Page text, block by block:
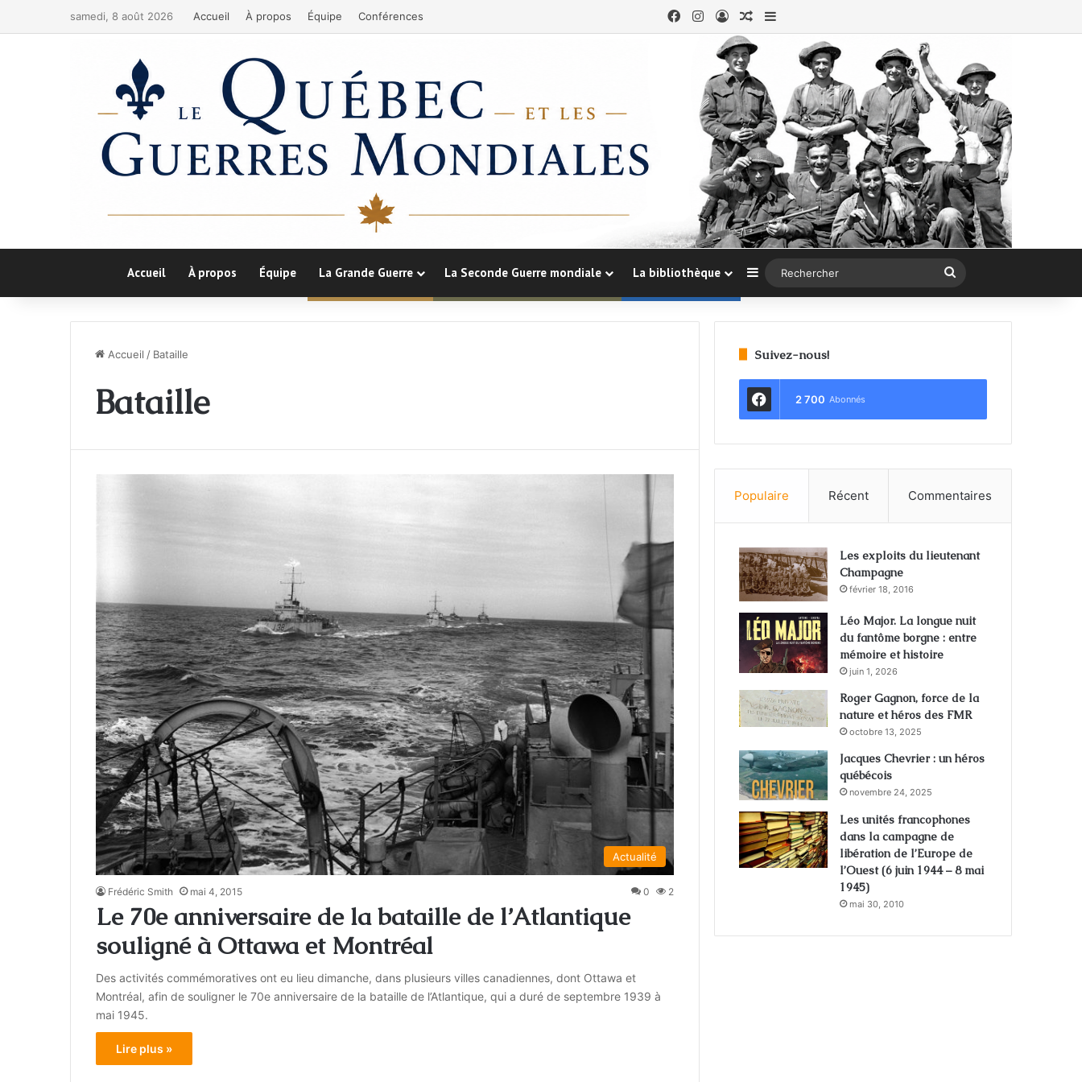
samedi, 8 août 2026 Accueil À propos Équipe Conférences Facebook
InstagramConnexion
Article au hasard
Sidebar (barre latérale)
Accueil À propos Équipe La Grande Guerre La Seconde Guerre mondiale La bibliothèque Sidebar (barre latérale)
Accueil / Bataille
Bataille
Actualité
Frédéric Smith mai 4, 2015 0 2
Le 70e anniversaire de la bataille de l’Atlantique
souligné à Ottawa et Montréal
Des activités commémoratives ont eu lieu dimanche, dans plusieurs villes canadiennes, dont Ottawa et
Montréal, afin de souligner le 70e anniversaire de la bataille de l’Atlantique, qui a duré de septembre 1939 à
mai 1945.
Lire plus »
Suivez-nous!
2 700 Abonnés
Populaire Récent Commentaires
Les exploits du lieutenant
Champagne
février 18, 2016
Léo Major. La longue nuit
du fantôme borgne : entre
mémoire et histoire
juin 1, 2026
Roger Gagnon, force de la
nature et héros des FMR
octobre 13, 2025
Jacques Chevrier : un héros
québécois
novembre 24, 2025
Les unités francophones
dans la campagne de
libération de l’Europe de
l’Ouest (6 juin 1944 – 8 mai
1945)
mai 30, 2010